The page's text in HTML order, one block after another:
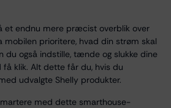
et endnu mere præcist overblik over
mobilen prioritere, hvad din strøm skal
du også indstille, tænde og slukke dine
klik. Alt dette får du, hvis du
udvalgte Shelly produkter.
med dette smarthouse-